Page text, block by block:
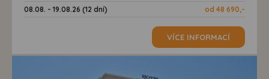
08.08. - 19.08.26 (12 dní)
od 48 690,-
VÍCE INFORMACÍ